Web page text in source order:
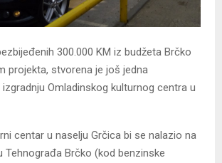
300.000 KM iz budžeta Brčko
projekta, stvorena je još jedna
Omladinskog kulturnog centra u
centar u naselju Grčica bi se nalazio na
Tehnograđa Brčko (kod benzinske